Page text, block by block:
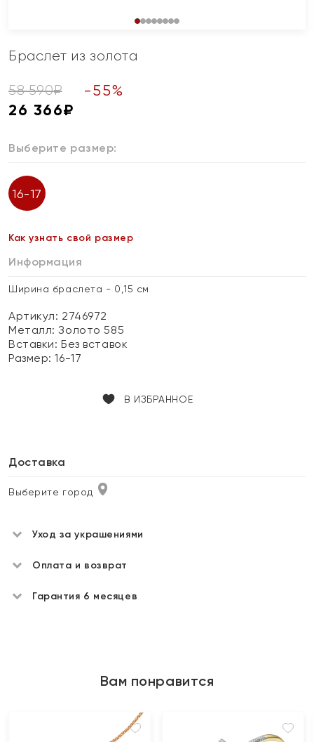
Браслет из золота
58 590₽ -55%
26 366₽
Выберите размер:
16-17
Как узнать свой размер
Информация
Ширина браслета - 0,15 см
Артикул: 2746972
Металл:Золото 585
Вставки:Без вставок
Размер:16-17
В ИЗБРАННОЕ
Доставка
Выберите город
Уход за украшениями
Оплата и возврат
Гарантия 6 месяцев
Вам понравится